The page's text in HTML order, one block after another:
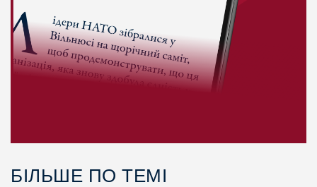
БІЛЬШЕ ПО ТЕМІ